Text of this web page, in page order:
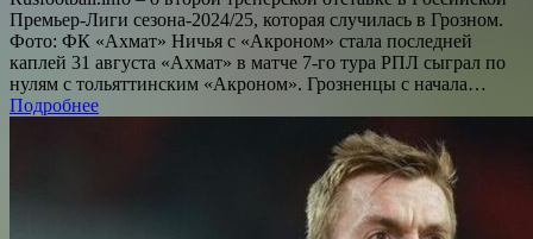
Премьер-Лиги сезона-2024/25, которая случилась в Грозном.
Фото: ФК «Ахмат» Ничья с «Акроном» стала последней
каплей 31 августа «Ахмат» в матче 7-го тура РПЛ сыграл по
нулям с тольяттинским «Акроном». Грозненцы с начала…
Подробнее